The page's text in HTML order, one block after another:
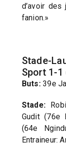
d’avoir
fanion.»
Stade-
Sport 1-1
Buts:39e
Stade:
Gudit (76e
(64e
Entraineur: